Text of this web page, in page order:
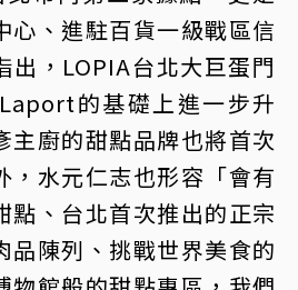
心、進駐百貨一級戰區信
出，LOPIA台北大巨蛋門
的基礎上進一步升
主廚的甜點品牌也將首次
，水元仁志也形容「會有
點、台北首次推出的正宗
品陳列、挑戰世界美食的